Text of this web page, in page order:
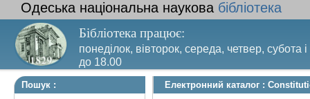
Одеська національна наукова бібліотека
Бібліотека працює:
понеділок, вівторок, середа, четвер, субота
до 18.00
Вихідний день – п’ятниця. Останній четвер
Пошук : Електронний каталог :